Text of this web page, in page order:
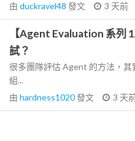
由 duckravel48 發文 3 天前
【Agent Evaluation 系列
試？
很多團隊評估 Agent 的方法，
組...
由 hardness1020發文 3 天